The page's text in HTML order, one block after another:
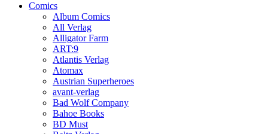
Comics
Album Comics
All Verlag
Alligator Farm
ART:9
Atlantis Verlag
Atomax
Austrian Superheroes
avant-verlag
Bad Wolf Company
Bahoe Books
BD Must